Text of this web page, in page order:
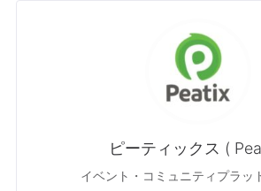
ピーティックス (
イベント・コミュニティプラッ